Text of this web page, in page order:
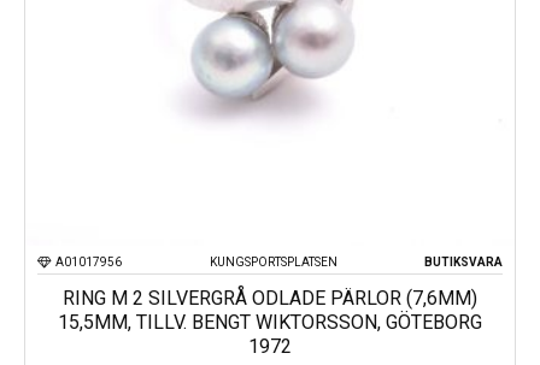
KUNGSPORTSPLATSEN
A01017956 BUTIKSVARA
RING M 2 SILVERGRÅ ODLADE PÄRLOR (7,6MM)
15,5MM, TILLV. BENGT WIKTORSSON, GÖTEBORG
1972